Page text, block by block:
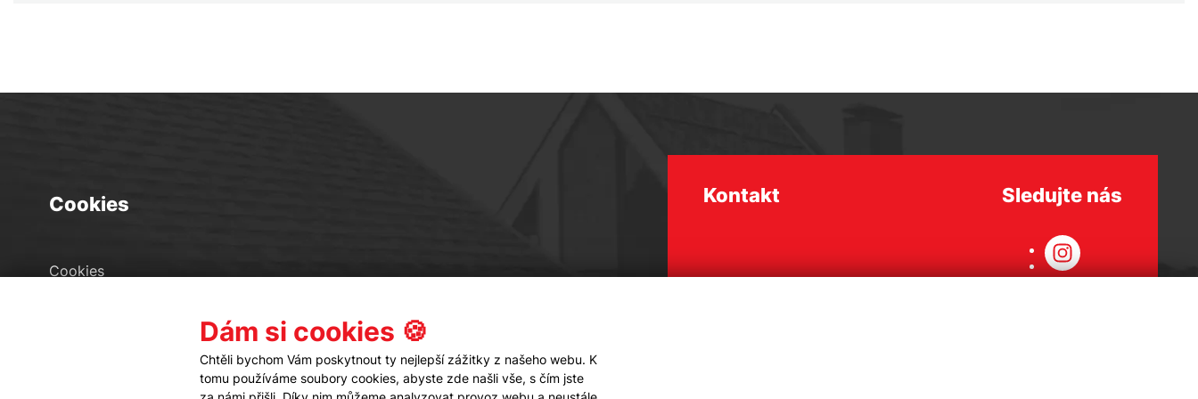
Cookies
Cookies
Kontakt Sledujte nás
Dám si cookies 🍪
Chtěli bychom Vám poskytnout ty nejlepší zážitky z našeho webu. K
tomu používáme soubory cookies, abyste zde našli vše, s čím jste